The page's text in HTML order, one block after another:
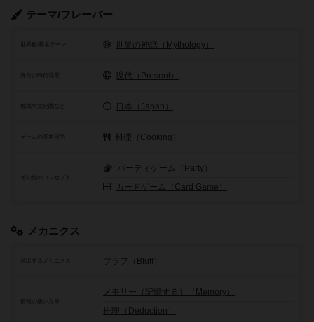
テーマ/フレーバー
世界観/基本テーマ 世界の神話（Mythology）
舞台の時代背景 現代（Present）
地域や文化圏など 日本（Japan）
ゲームの基本目的 料理（Cooking）
その他のコンセプト
パーティゲーム（Party）
カードゲーム（Card Game）
メカニクス
頻出するメカニクス ブラフ（Bluff）
メモリー（記憶する）（Memory）
推理（Deduction）